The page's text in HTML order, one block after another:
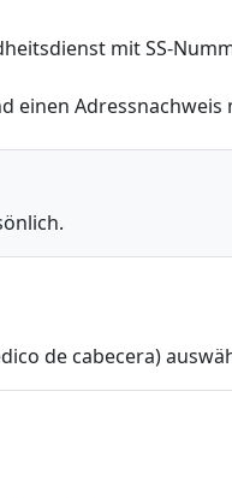
mit SS-
einen Adressnachweis
de cabecera)